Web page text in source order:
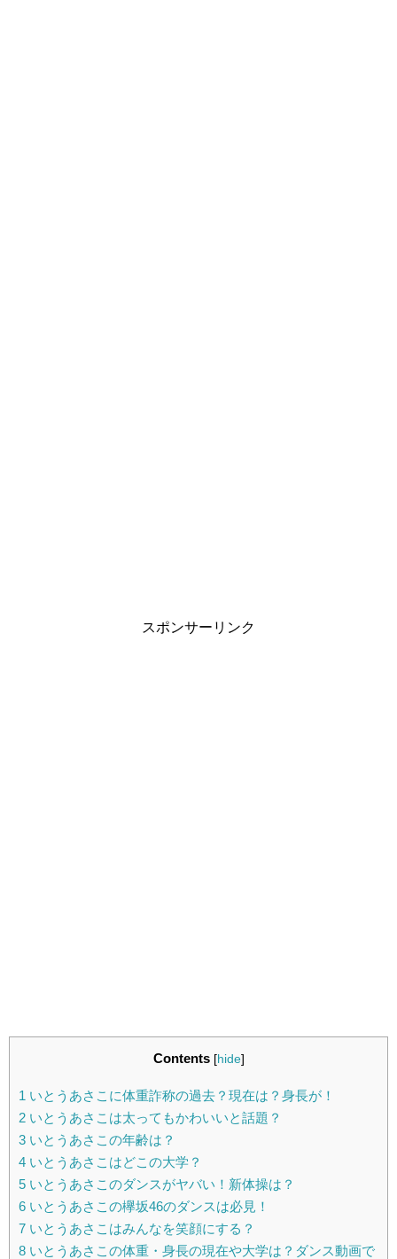
スポンサーリンク
Contents [hide]
1 いとうあさこに体重詐称の過去？現在は？身長が！
2 いとうあさこは太ってもかわいいと話題？
3 いとうあさこの年齢は？
4 いとうあさこはどこの大学？
5 いとうあさこのダンスがヤバい！新体操は？
6 いとうあさこの欅坂46のダンスは必見！
7 いとうあさこはみんなを笑顔にする？
8 いとうあさこの体重・身長の現在や大学は？ダンス動画で